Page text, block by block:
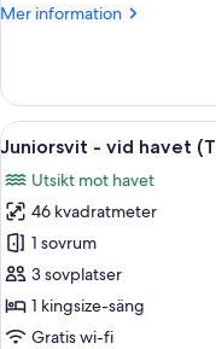
Mer information
Mer
rum
(2+1)
Öppna
alla
foton
för
Juniorsvit
-
vid
havet
10
Juniorsvit - vid havet
Utsikt mot havet
46 kvadratmeter
1 sovrum
3 sovplatser
1 kingsize-säng
Gratis wi-fi